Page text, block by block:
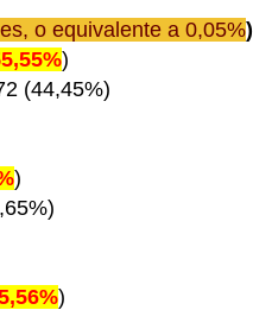
o equivalente a 0,05%)
)
(44,45%)
)
)